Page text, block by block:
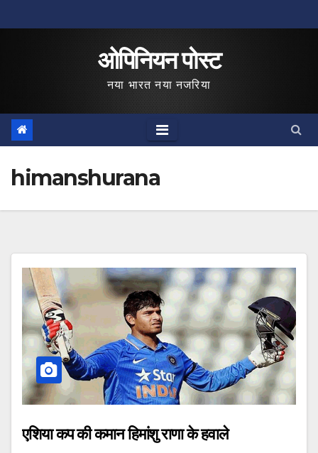
to
ओपिनियन पोस्ट
नया भारत नया नजरिया
himanshurana
एशिया कप की कमान हिमांशु राणा के हवाले